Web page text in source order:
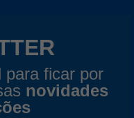
para ficar por
novidades